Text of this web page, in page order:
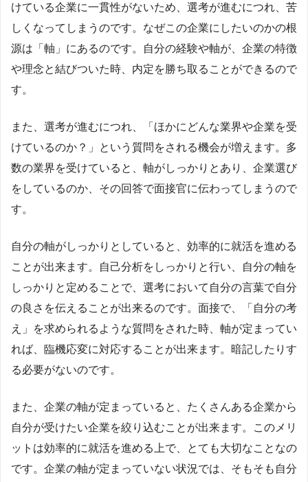
けている企業に一貫性がないため、選考が進むにつれ、苦
しくなってしまうのです。なぜこの企業にしたいのかの根
源は「軸」にあるのです。自分の経験や軸が、企業の特徴
や理念と結びついた時、内定を勝ち取ることができるので
す。
また、選考が進むにつれ、「ほかにどんな業界や企業を受
けているのか？」という質問をされる機会が増えます。多
数の業界を受けていると、軸がしっかりとあり、企業選び
をしているのか、その回答で面接官に伝わってしまうので
す。
自分の軸がしっかりとしていると、効率的に就活を進める
ことが出来ます。自己分析をしっかりと行い、自分の軸を
しっかりと定めることで、選考において自分の言葉で自分
の良さを伝えることが出来るのです。面接で、「自分の考
え」を求められるような質問をされた時、軸が定まってい
れば、臨機応変に対応することが出来ます。暗記したりす
る必要がないのです。
また、企業の軸が定まっていると、たくさんある企業から
自分が受けたい企業を絞り込むことが出来ます。このメリ
ットは効率的に就活を進める上で、とても大切なことなの
です。企業の軸が定まっていない状況では、そもそも自分